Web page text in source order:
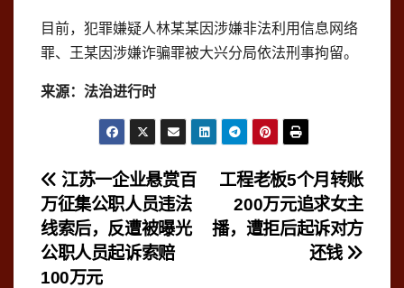
目前，犯罪嫌疑人林某某因涉嫌非法利用信息网络
罪、王某因涉嫌诈骗罪被大兴分局依法刑事拘留。
来源：法治进行时
文
章
导
工程老板5个月转账
200万元追求女主
播，遭拒后起诉对方
还钱
江苏一企业悬赏百
万征集公职人员违法
线索后，反遭被曝光
公职人员起诉索赔
100万元